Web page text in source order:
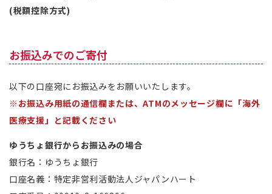
(税額控除方式)
お振込みでのご寄付
以下の口座宛にお振込みをお願いいたします。
※お振込み用紙の通信欄または、ATMのメッセージ欄に「海外
医療支援」と記載ください
ゆうちょ銀行からお振込みの場合
銀行名：ゆうちょ銀行
口座名義：特定非営利活動法人ジャパンハート